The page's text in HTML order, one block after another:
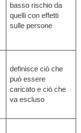
basso rischio da
quelli con effetti
sulle persone
definisce ciò che
può essere
caricato e ciò che
va escluso